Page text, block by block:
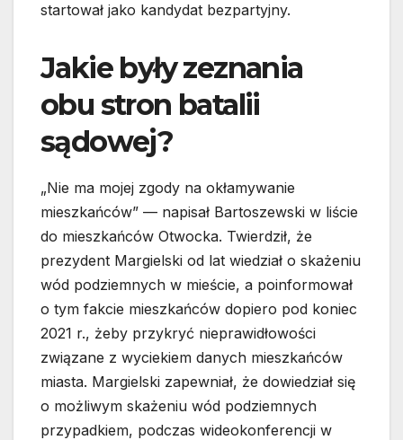
startował jako kandydat bezpartyjny.
Jakie były zeznania
obu stron batalii
sądowej?
„Nie ma mojej zgody na okłamywanie
mieszkańców” — napisał Bartoszewski w liście
do mieszkańców Otwocka. Twierdził, że
prezydent Margielski od lat wiedział o skażeniu
wód podziemnych w mieście, a poinformował
o tym fakcie mieszkańców dopiero pod koniec
2021 r., żeby przykryć nieprawidłowości
związane z wyciekiem danych mieszkańców
miasta. Margielski zapewniał, że dowiedział się
o możliwym skażeniu wód podziemnych
przypadkiem, podczas wideokonferencji w